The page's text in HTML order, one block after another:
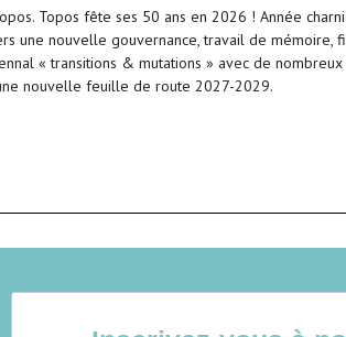
Topos fête ses 50 ans en 2026 ! Année
une nouvelle gouvernance, travail de mémoire,
« transitions & mutations » avec de
nouvelle feuille de route 2027-2029.